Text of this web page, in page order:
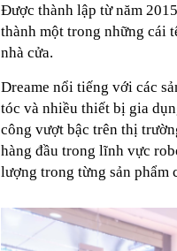
Được thành lập từ năm
thành một trong những cái
nhà cửa.
Dreame nổi tiếng với các
tóc và nhiều thiết bị gia
công vượt bậc trên thị
hàng đầu trong lĩnh vực
lượng trong từng sản phẩm